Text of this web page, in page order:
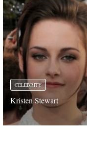
CELEBRITY
Kristen Stewart